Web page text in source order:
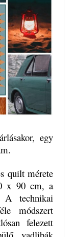
egy
quilt mérete
x 90 cm, a
technikai
módszert
felezett